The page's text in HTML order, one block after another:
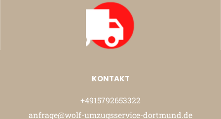
KONTAKT
+4915792653322
anfrage@wolf-umzugsservice-dortmund.de